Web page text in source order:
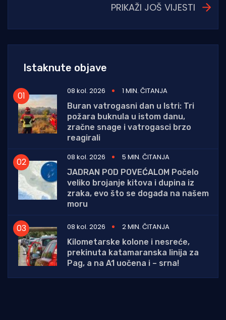
PRIKAŽI JOŠ VIJESTI
Istaknute objave
08 kol. 2026
1 MIN. ČITANJA
Buran vatrogasni dan u Istri: Tri
požara buknula u istom danu,
zračne snage i vatrogasci brzo
reagirali
08 kol. 2026
5 MIN. ČITANJA
JADRAN POD POVEĆALOM Počelo
veliko brojanje kitova i dupina iz
zraka, evo što se događa na našem
moru
08 kol. 2026
2 MIN. ČITANJA
Kilometarske kolone i nesreće,
prekinuta katamaranska linija za
Pag, a na A1 uočena i – srna!